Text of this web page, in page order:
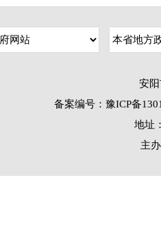
安
备案编号：豫ICP备
地址
主